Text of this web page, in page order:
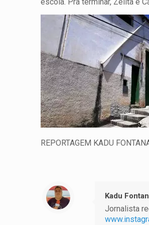
REPORTAGEM KADU
Kadu
Jornalista